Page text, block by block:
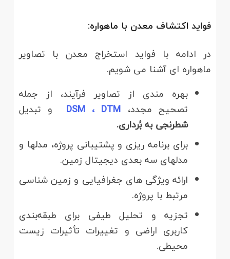
فواید اکتشاف معدن با ماهواره:
در ادامه با فواید استخراج معدن با تصاویر
ماهواره ای آشنا می شویم.
بهره مندی از تصاویر فرآیند، از جمله
تصحیح مجدد، DSM ، DTM و تبدیل
شطرنجی به بُرداری.
برای برنامه ریزی و پشتیبانی پروژه، مدلها و
مدلهای سه بعدی دیجیتال زمین.
ارائه ویژگی های جغرافیایی و زمین شناسی
مرتبط با پروژه.
تجزیه و تحلیل طیفی برای طبقه‌بندی
کاربری اراضی و تغییرات تأثیرات زیست
محیطی.